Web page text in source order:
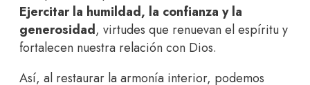
Ejercitar la humildad, la confianza y la
generosidad, virtudes que renuevan el espíritu y
fortalecen nuestra relación con Dios.
Así, al restaurar la armonía interior, podemos